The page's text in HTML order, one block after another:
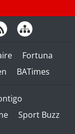
Fortuna
BATimes
Sport Buzz